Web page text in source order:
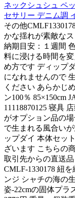
ネックシュシュ ペ
セサリー デニム調
その他
かな揺れが素敵な
納期目安：１週間
料に浸ける時間を
め方です ディップ
になれませんので
ください あらかじ
ン100％ 85×150cm
11118870125 寝具
がオプション品の
で生まれる風合い
ップダイ 本体セッ
ざいます こちらの
取引先からの直送
CMLF-1330178 紐
ンジ シャチの海の
姿-22cmの固体プラ